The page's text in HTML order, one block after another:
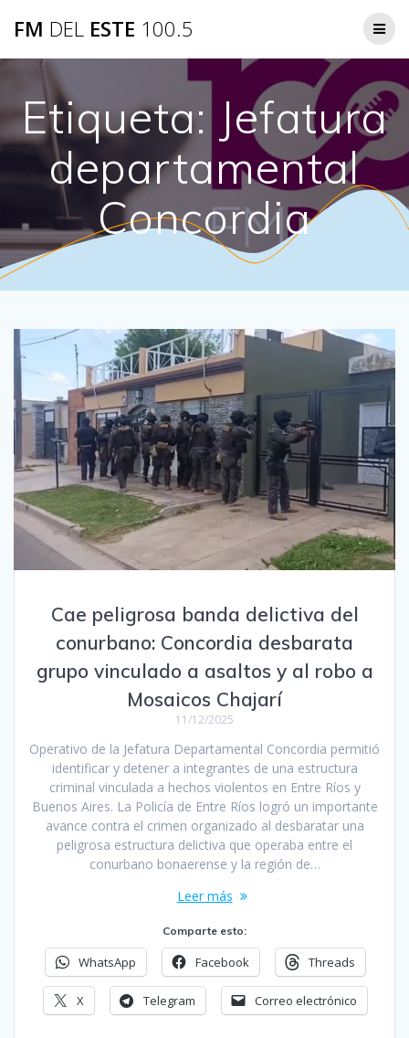
FM DEL ESTE 100.5
Etiqueta: Jefatura
departamental
Concordia
Cae peligrosa banda delictiva del
conurbano: Concordia desbarata
grupo vinculado a asaltos y al robo a
Mosaicos Chajarí
11/12/2025
Operativo de la Jefatura Departamental Concordia permitió
identificar y detener a integrantes de una estructura
criminal vinculada a hechos violentos en Entre Ríos y
Buenos Aires. La Policía de Entre Ríos logró un importante
avance contra el crimen organizado al desbaratar una
peligrosa estructura delictiva que operaba entre el
conurbano bonaerense y la región de…
Leer más
Comparte esto:
WhatsApp Facebook Threads
X Telegram Correo electrónico